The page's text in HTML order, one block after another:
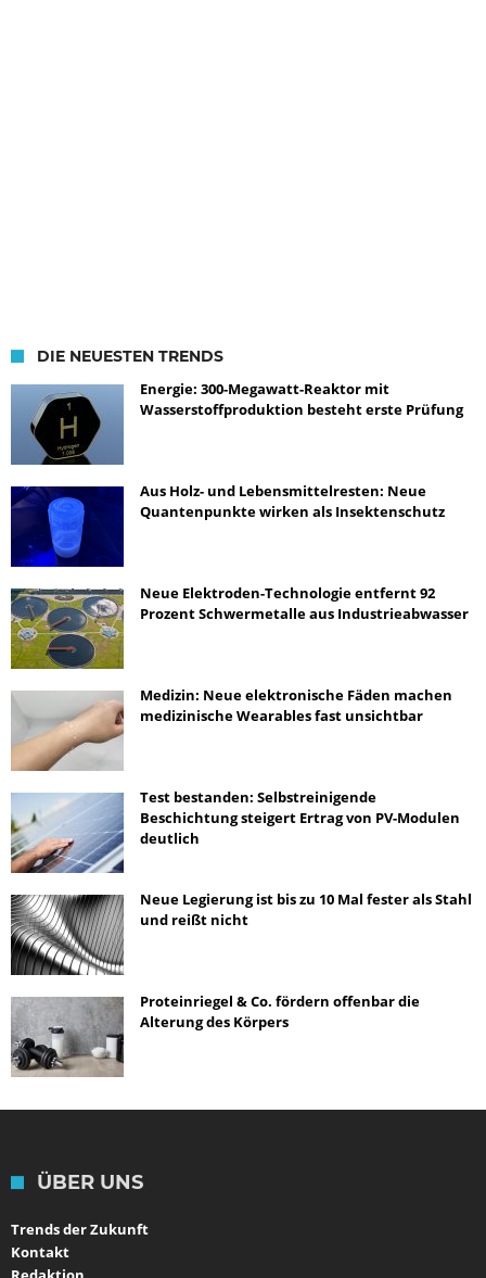
DIE NEUESTEN TRENDS
Energie: 300-Megawatt-Reaktor mit
Wasserstoffproduktion besteht erste Prüfung
Aus Holz- und Lebensmittelresten: Neue
Quantenpunkte wirken als Insektenschutz
Neue Elektroden-Technologie entfernt 92
Prozent Schwermetalle aus Industrieabwasser
Medizin: Neue elektronische Fäden machen
medizinische Wearables fast unsichtbar
Test bestanden: Selbstreinigende
Beschichtung steigert Ertrag von PV-Modulen
deutlich
Neue Legierung ist bis zu 10 Mal fester als Stahl
und reißt nicht
Proteinriegel & Co. fördern offenbar die
Alterung des Körpers
ÜBER UNS
Trends der Zukunft
Kontakt